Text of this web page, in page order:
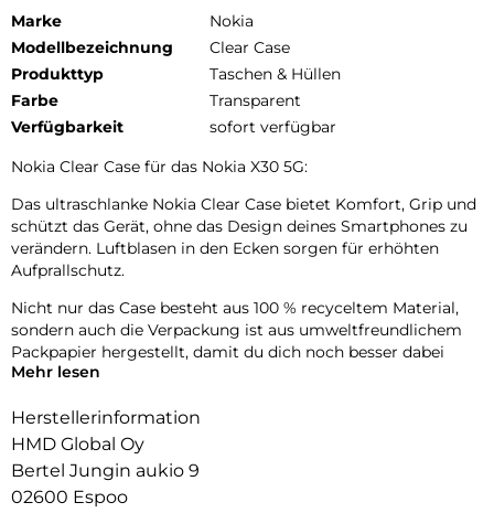
Marke
Nokia
Modellbezeichnung
Clear Case
Produkttyp
Taschen & Hüllen
Farbe
Transparent
Verfügbarkeit
sofort verfügbar
Nokia Clear Case für das Nokia X30 5G:
Das ultraschlanke Nokia Clear Case bietet Komfort, Grip und
schützt das Gerät, ohne das Design deines Smartphones zu
verändern. Luftblasen in den Ecken sorgen für erhöhten
Aufprallschutz.
Nicht nur das Case besteht aus 100 % recyceltem Material,
sondern auch die Verpackung ist aus umweltfreundlichem
Packpapier hergestellt, damit du dich noch besser dabei
fühlen kannst, dein Smartphone zu schützen.
Mehr lesen
Herstellerinformation
HMD Global Oy
Bertel Jungin aukio 9
02600 Espoo